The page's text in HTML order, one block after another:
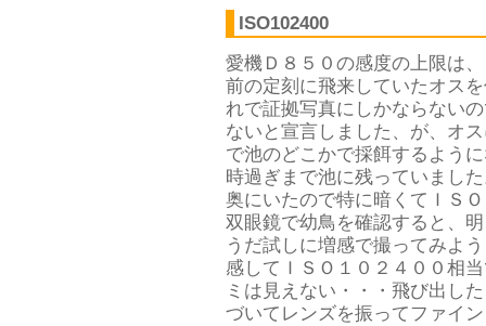
ISO102400
愛機Ｄ８５０の感度の上限は
前の定刻に飛来していたオス
れで証拠写真にしかならない
ないと宣言しました、が、オ
で池のどこかで採餌するよう
時過ぎまで池に残っていまし
奥にいたので特に暗くてＩＳ
双眼鏡で幼鳥を確認すると、
うだ試しに増感で撮ってみよ
感してＩＳＯ１０２４００相
ミは見えない・・・飛び出し
づいてレンズを振ってファイ